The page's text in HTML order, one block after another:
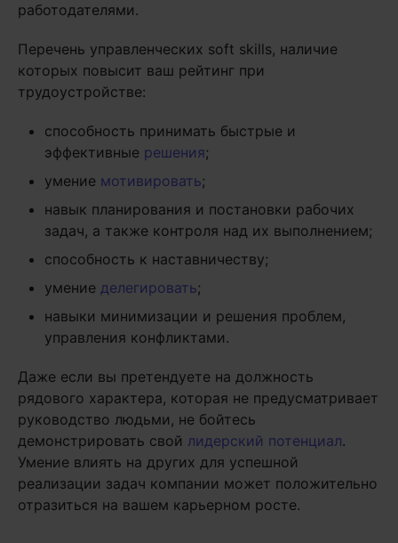
работодателями.
Перечень управленческих soft skills, наличие
которых повысит ваш рейтинг при
трудоустройстве:
способность принимать быстрые и
эффективные решения;
умение мотивировать;
навык планирования и постановки рабочих
задач, а также контроля над их выполнением;
способность к наставничеству;
умение делегировать;
навыки минимизации и решения проблем,
управления конфликтами.
Даже если вы претендуете на должность
рядового характера, которая не предусматривает
руководство людьми, не бойтесь
демонстрировать свой лидерский потенциал.
Умение влиять на других для успешной
реализации задач компании может положительно
отразиться на вашем карьерном росте.